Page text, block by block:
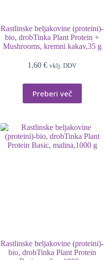
Rastlinske beljakovine (proteini)-
bio, drobTinka Plant Protein +
Mushrooms, kremni kakav,35 g
1,60€ vklj. DDV
Preberi več
Rastlinske beljakovine (proteini)-
bio, drobTinka Plant Protein